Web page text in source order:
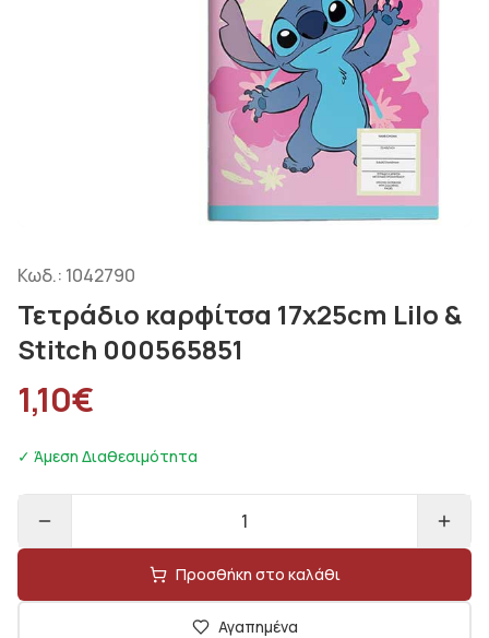
Κωδ.: 1042790
Τετράδιο καρφίτσα 17x25cm Lilo &
Stitch 000565851
1,10€
✓ Άμεση Διαθεσιμότητα
1
Προσθήκη στο καλάθι
Αγαπημένα